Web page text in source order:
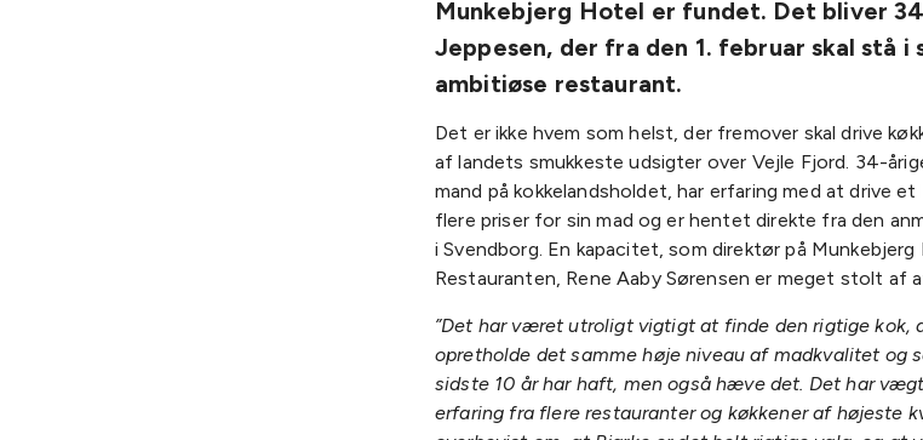
Munkebjerg Hotel er fundet. Det bliver
Jeppesen, der fra den 1. februar skal stå i
ambitiøse restaurant.
Det er ikke hvem som helst, der fremover skal drive
af landets smukkeste udsigter over Vejle Fjord. 34-
mand på kokkelandsholdet, har erfaring med at drive
flere priser for sin mad og er hentet direkte fra den
i Svendborg. En kapacitet, som direktør på
Restauranten, Rene Aaby Sørensen er meget stolt af
”Det har været utroligt vigtigt at finde den rigtige kok,
opretholde det samme høje niveau af madkvalitet og
sidste 10 år har haft, men også hæve det. Det har
erfaring fra flere restauranter og køkkener af højeste